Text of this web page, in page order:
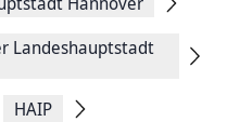
Landeshauptstadt
HAIP